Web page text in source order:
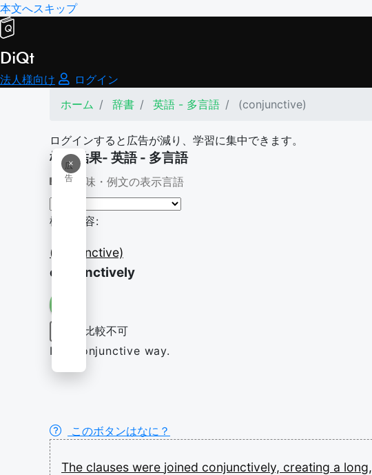
本文へスキップ
DiQt
法人様向け
ログイン
ホーム
辞書 英語 - 多言語 (conjunctive)
ログインすると広告が減り、学習に集中できます。
×
広
告
検索結果- 英語 - 多言語
意味・例文の表示言語
検索内容:
(conjunctive)
conjunctively
比較不可
In a conjunctive way.
このボタンはなに？
The clauses were joined conjunctively, creating a long,